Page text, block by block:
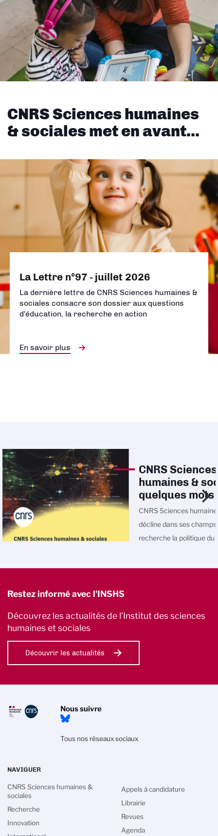
CNRS Sciences humaines
& sociales met en avant...
La Lettre n°97 - juillet 2026
La dernière lettre de CNRS Sciences humaines &
sociales consacre son dossier aux questions
d'éducation, la recherche en action
En savoir plus
CNRS Sciences
humaines &
quelques mots
CNRS Sciences
décline dans ses champs
recherche la politique du
Restez informé avec l'INSHS
Découvrez les actualités de l’Institut des sciences
humaines et sociales
Découvrir les actualités
Nous suivre
Tous nos réseaux sociaux
NAVIGUER
CNRS Sciences humaines &
sociales
Recherche
Innovation
Appels à candidature
Librairie
Revues
Agenda